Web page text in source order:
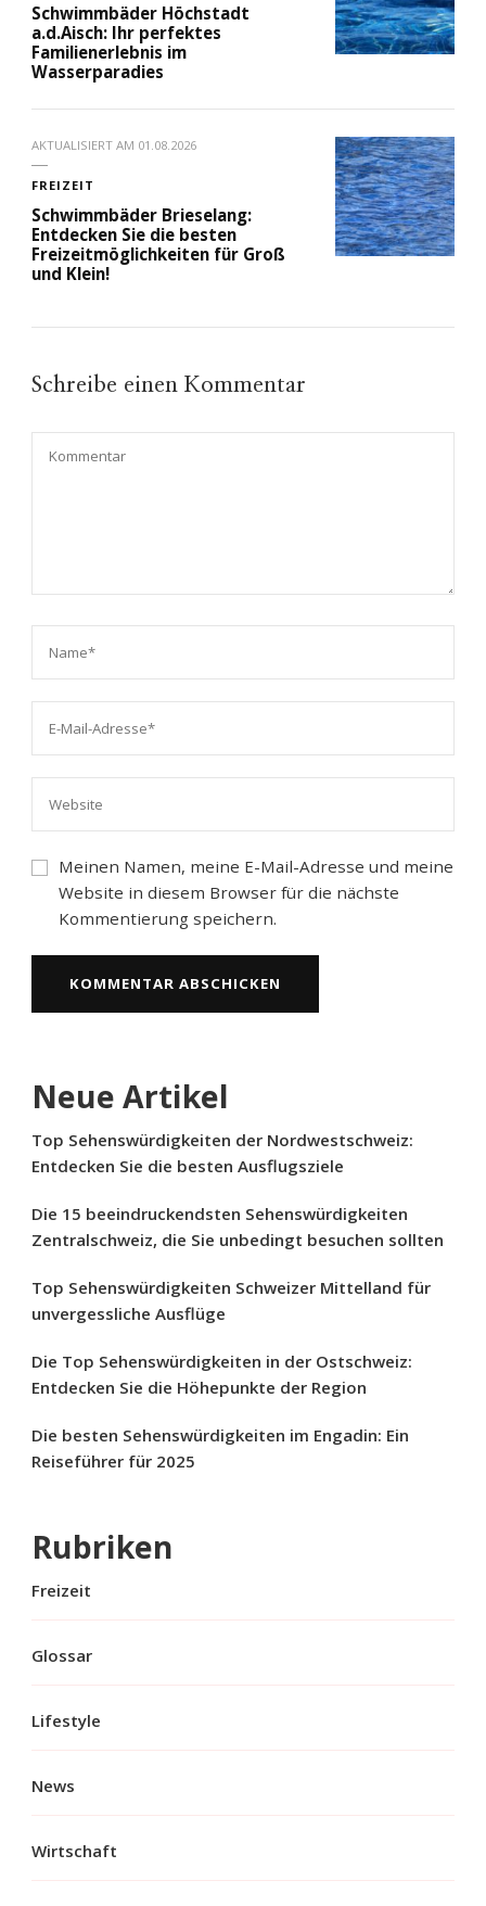
Schwimmbäder Höchstadt
a.d.Aisch: Ihr perfektes
Familienerlebnis im
Wasserparadies
AKTUALISIERT AM 01.08.2026
FREIZEIT
Schwimmbäder Brieselang:
Entdecken Sie die besten
Freizeitmöglichkeiten für Groß
und Klein!
Schreibe einen Kommentar
Meinen Namen, meine E-Mail-Adresse und meine
Website in diesem Browser für die nächste
Kommentierung speichern.
Neue Artikel
Top Sehenswürdigkeiten der Nordwestschweiz:
Entdecken Sie die besten Ausflugsziele
Die 15 beeindruckendsten Sehenswürdigkeiten
Zentralschweiz, die Sie unbedingt besuchen sollten
Top Sehenswürdigkeiten Schweizer Mittelland für
unvergessliche Ausflüge
Die Top Sehenswürdigkeiten in der Ostschweiz:
Entdecken Sie die Höhepunkte der Region
Die besten Sehenswürdigkeiten im Engadin: Ein
Reiseführer für 2025
Rubriken
Freizeit
Glossar
Lifestyle
News
Wirtschaft